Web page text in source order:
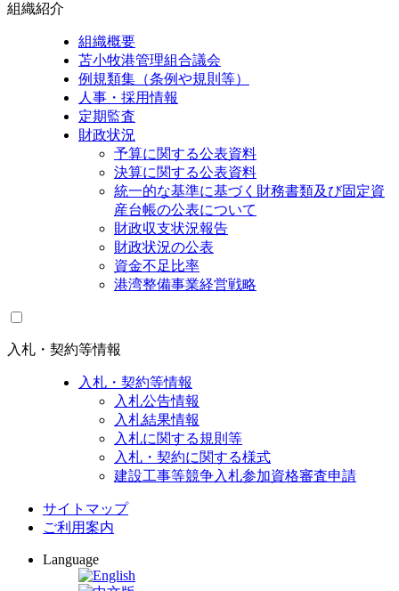
組織紹介
組織概要
苫小牧港管理組合議会
例規類集（条例や規則等）
人事・採用情報
定期監査
財政状況
予算に関する公表資料
決算に関する公表資料
統一的な基準に基づく財務書類及び固定資
産台帳の公表について
財政収支状況報告
財政状況の公表
資金不足比率
港湾整備事業経営戦略
入札・契約等情報
入札・契約等情報
入札公告情報
入札結果情報
入札に関する規則等
入札・契約に関する様式
建設工事等競争入札参加資格審査申請
サイトマップ
ご利用案内
Language